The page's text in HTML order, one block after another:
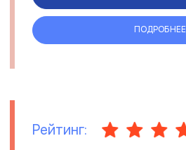
ПОДРОБНЕЕ
Рейтинг: